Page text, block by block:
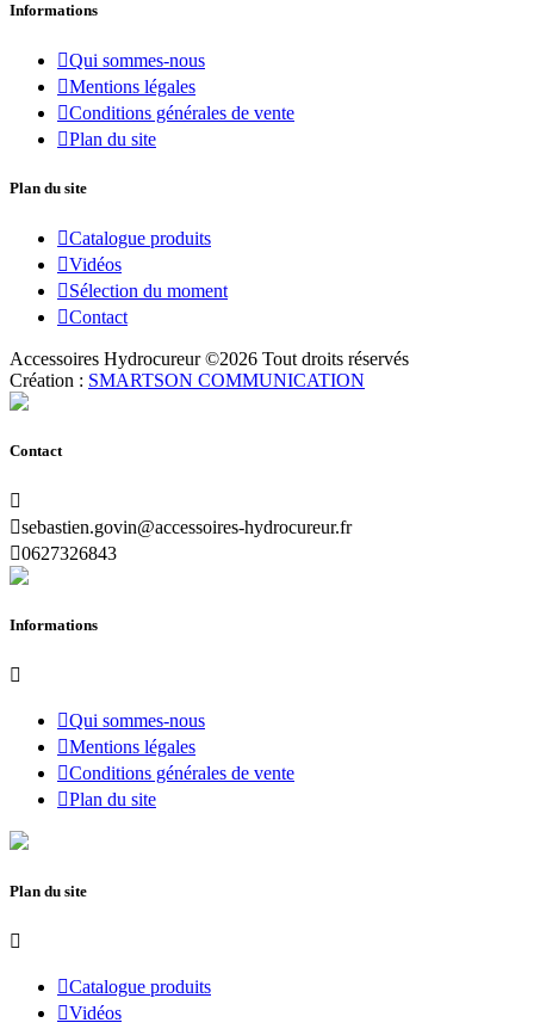
Informations
Qui sommes-nous
Mentions légales
Conditions générales de vente
Plan du site
Plan du site
Catalogue produits
Vidéos
Sélection du moment
Contact
Accessoires Hydrocureur ©2026 Tout droits réservés
Création : SMARTSON COMMUNICATION
Contact

sebastien.govin@accessoires-hydrocureur.fr
0627326843
Informations

Qui sommes-nous
Mentions légales
Conditions générales de vente
Plan du site
Plan du site

Catalogue produits
Vidéos